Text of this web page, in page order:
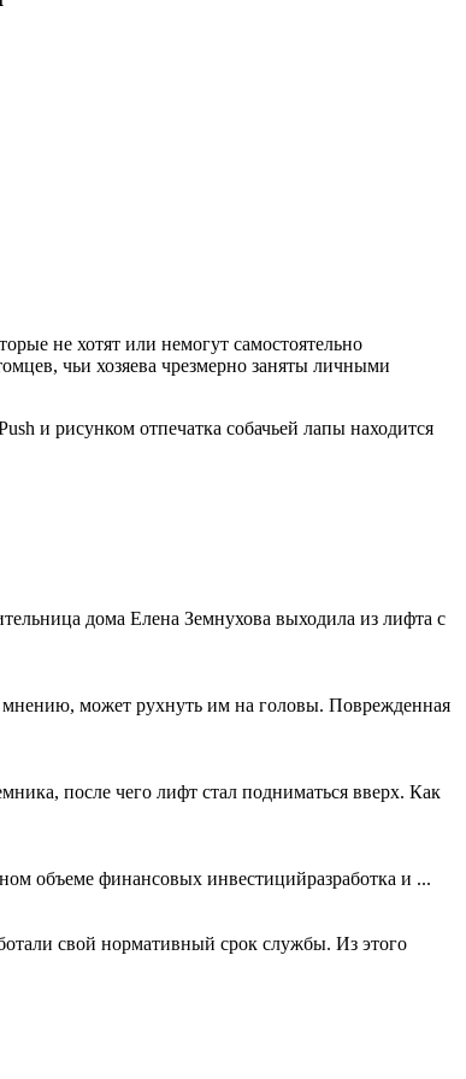
не хотят или немогут самостоятельно
чьи хозяева чрезмерно заняты личными
и рисунком отпечатка собачьей лапы находится
дома Елена Земнухова выходила из лифта с
может рухнуть им на головы. Поврежденная
после чего лифт стал подниматься вверх. Как
объеме финансовых инвестицийразработка и ...
свой нормативный срок службы. Из этого